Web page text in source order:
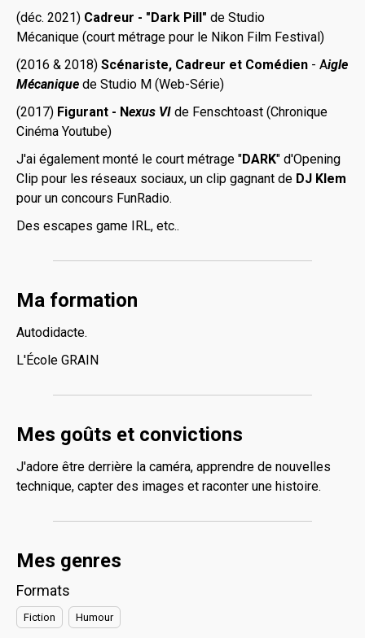
(déc. 2021) Cadreur - "Dark Pill" de Studio
Mécanique (court métrage pour le Nikon Film Festival)
(2016 & 2018) Scénariste, Cadreur et Comédien - Aigle
Mécanique de Studio M (Web-Série)
(2017) Figurant - Nexus VI de Fenschtoast (Chronique
Cinéma Youtube)
J'ai également monté le court métrage "DARK" d'Opening
Clip pour les réseaux sociaux, un clip gagnant de DJ Klem
pour un concours FunRadio.
Des escapes game IRL, etc..
Ma formation
Autodidacte.
L'École GRAIN
Mes goûts et convictions
J'adore être derrière la caméra, apprendre de nouvelles
technique, capter des images et raconter une histoire.
Mes genres
Formats
Fiction Humour